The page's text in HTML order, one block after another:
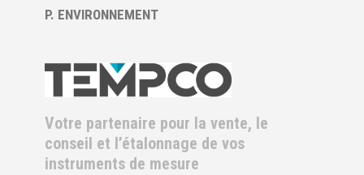
P. ENVIRONNEMENT
Votre partenaire pour la vente, le
conseil et l’étalonnage de vos
instruments de mesure